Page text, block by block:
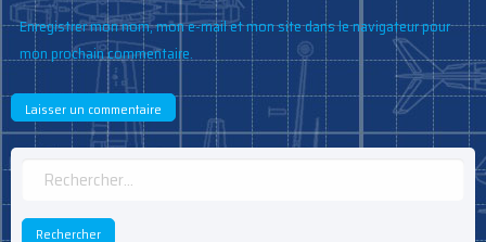
Enregistrer mon nom, mon e-mail et mon site dans le navigateur pour
mon prochain commentaire.
Rechercher :